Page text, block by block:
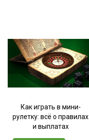
Как играть в мини-
рулетку: всё о правилах
и выплатах